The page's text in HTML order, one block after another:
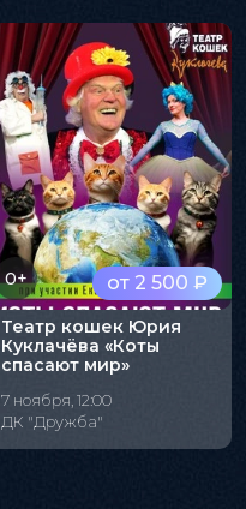
от 2 500 ₽
0+
Театр кошек Юрия
Куклачёва «Коты
спасают мир»
7 ноября, 12:00
ДК "Дружба"